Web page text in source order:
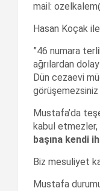
mail:
Hasan Koçak
”46 numara
ağrılardan
Dün cezaevi
Mustafa’da
kabul etmezler,
başına kendi
Biz mesuliyet
Mustafa